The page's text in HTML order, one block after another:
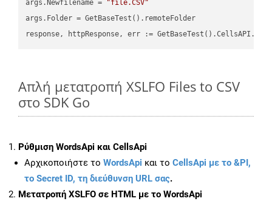
args.Newfilename =
"file.CSV"
args.Folder = GetBaseTest().remoteFolder
Απλή μετατροπή XSLFO Files to CSV
στο SDK Go
Ρύθμιση WordsApi και CellsApi
Αρχικοποιήστε το WordsApi και το CellsApi με το &PI,
το Secret ID, τη διεύθυνση URL σας.
Μετατροπή XSLFO σε HTML με το WordsApi